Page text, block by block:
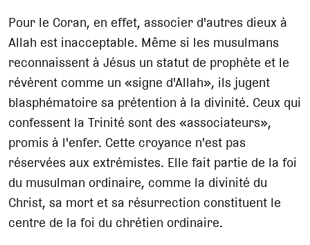
Pour le Coran, en effet, associer d'autres dieux à
Allah est inacceptable. Même si les musulmans
reconnaissent à Jésus un statut de prophète et le
révèrent comme un «signe d'Allah», ils jugent
blasphématoire sa prétention à la divinité. Ceux qui
confessent la Trinité sont des «associateurs»,
promis à l'enfer. Cette croyance n'est pas
réservées aux extrémistes. Elle fait partie de la foi
du musulman ordinaire, comme la divinité du
Christ, sa mort et sa résurrection constituent le
centre de la foi du chrétien ordinaire.